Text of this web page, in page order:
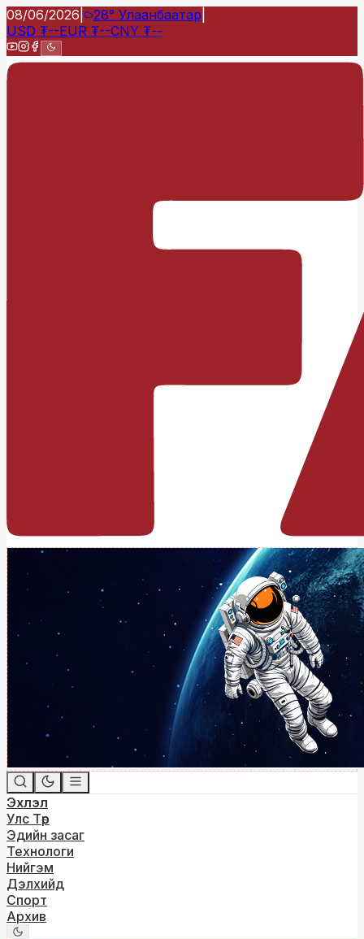
08/06/2026 28° Улаанбаатар
USD ₮--EUR ₮--CNY ₮--
Эхлэл
Улс Төр
Эдийн засаг
Технологи
Нийгэм
Дэлхийд
Спорт
Архив